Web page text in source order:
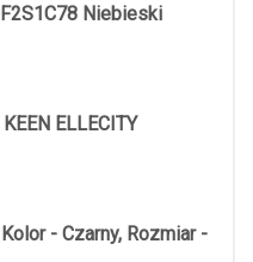
Niebieski
ELLECITY
Kolor - Czarny, Rozmiar -